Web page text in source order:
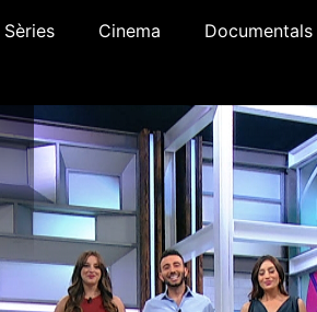
Sèries Cinema Documentals